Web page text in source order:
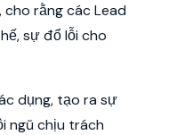
rằng các Lead
sự đổ lỗi cho
dụng, tạo ra sự
ngũ chịu trách